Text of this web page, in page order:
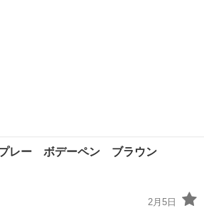
レー ボデーペン ブラウン
2月5日